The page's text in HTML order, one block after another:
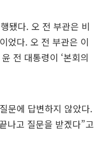
됐다. 오 전 부관은 비
었다. 오 전 부관은 이
전 대통령이 ‘본회의
문에 답변하지 않았다.
나고 질문을 받겠다”고